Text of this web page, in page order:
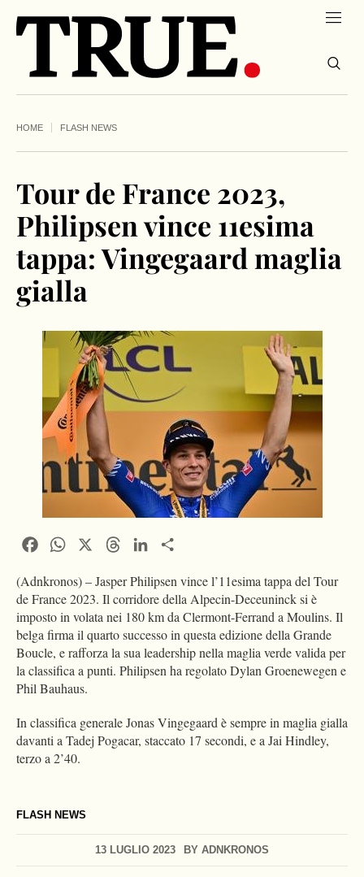
HOME FLASH NEWS
FLASH NEWS
Tour de France 2023,
Philipsen vince 11esima
tappa: Vingegaard maglia
gialla
13 LUGLIO 2023 BY ADNKRONOS
FacebookWhatsApp ThreadsLinkedIn
(Adnkronos) – Jasper Philipsen vince l’11esima tappa del Tour
de France 2023. Il corridore della Alpecin-Deceuninck si è
imposto in volata nei 180 km da Clermont-Ferrand a Moulins. Il
belga firma il quarto successo in questa edizione della Grande
Boucle, e rafforza la sua leadership nella maglia verde valida per
la classifica a punti. Philipsen ha regolato Dylan Groenewegen e
Phil Bauhaus.
In classifica generale Jonas Vingegaard è sempre in maglia gialla
davanti a Tadej Pogacar, staccato 17 secondi, e a Jai Hindley,
terzo a 2’40.